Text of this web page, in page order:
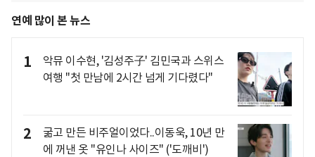
연예 많이 본 뉴스
1
악뮤 이수현, '김성주子' 김민국과 스위스
여행 "첫 만남에 2시간 넘게 기다렸다"
2
굶고 만든 비주얼이었다..이동욱, 10년 만
에 꺼낸 옷 "유인나 사이즈" ('도깨비')